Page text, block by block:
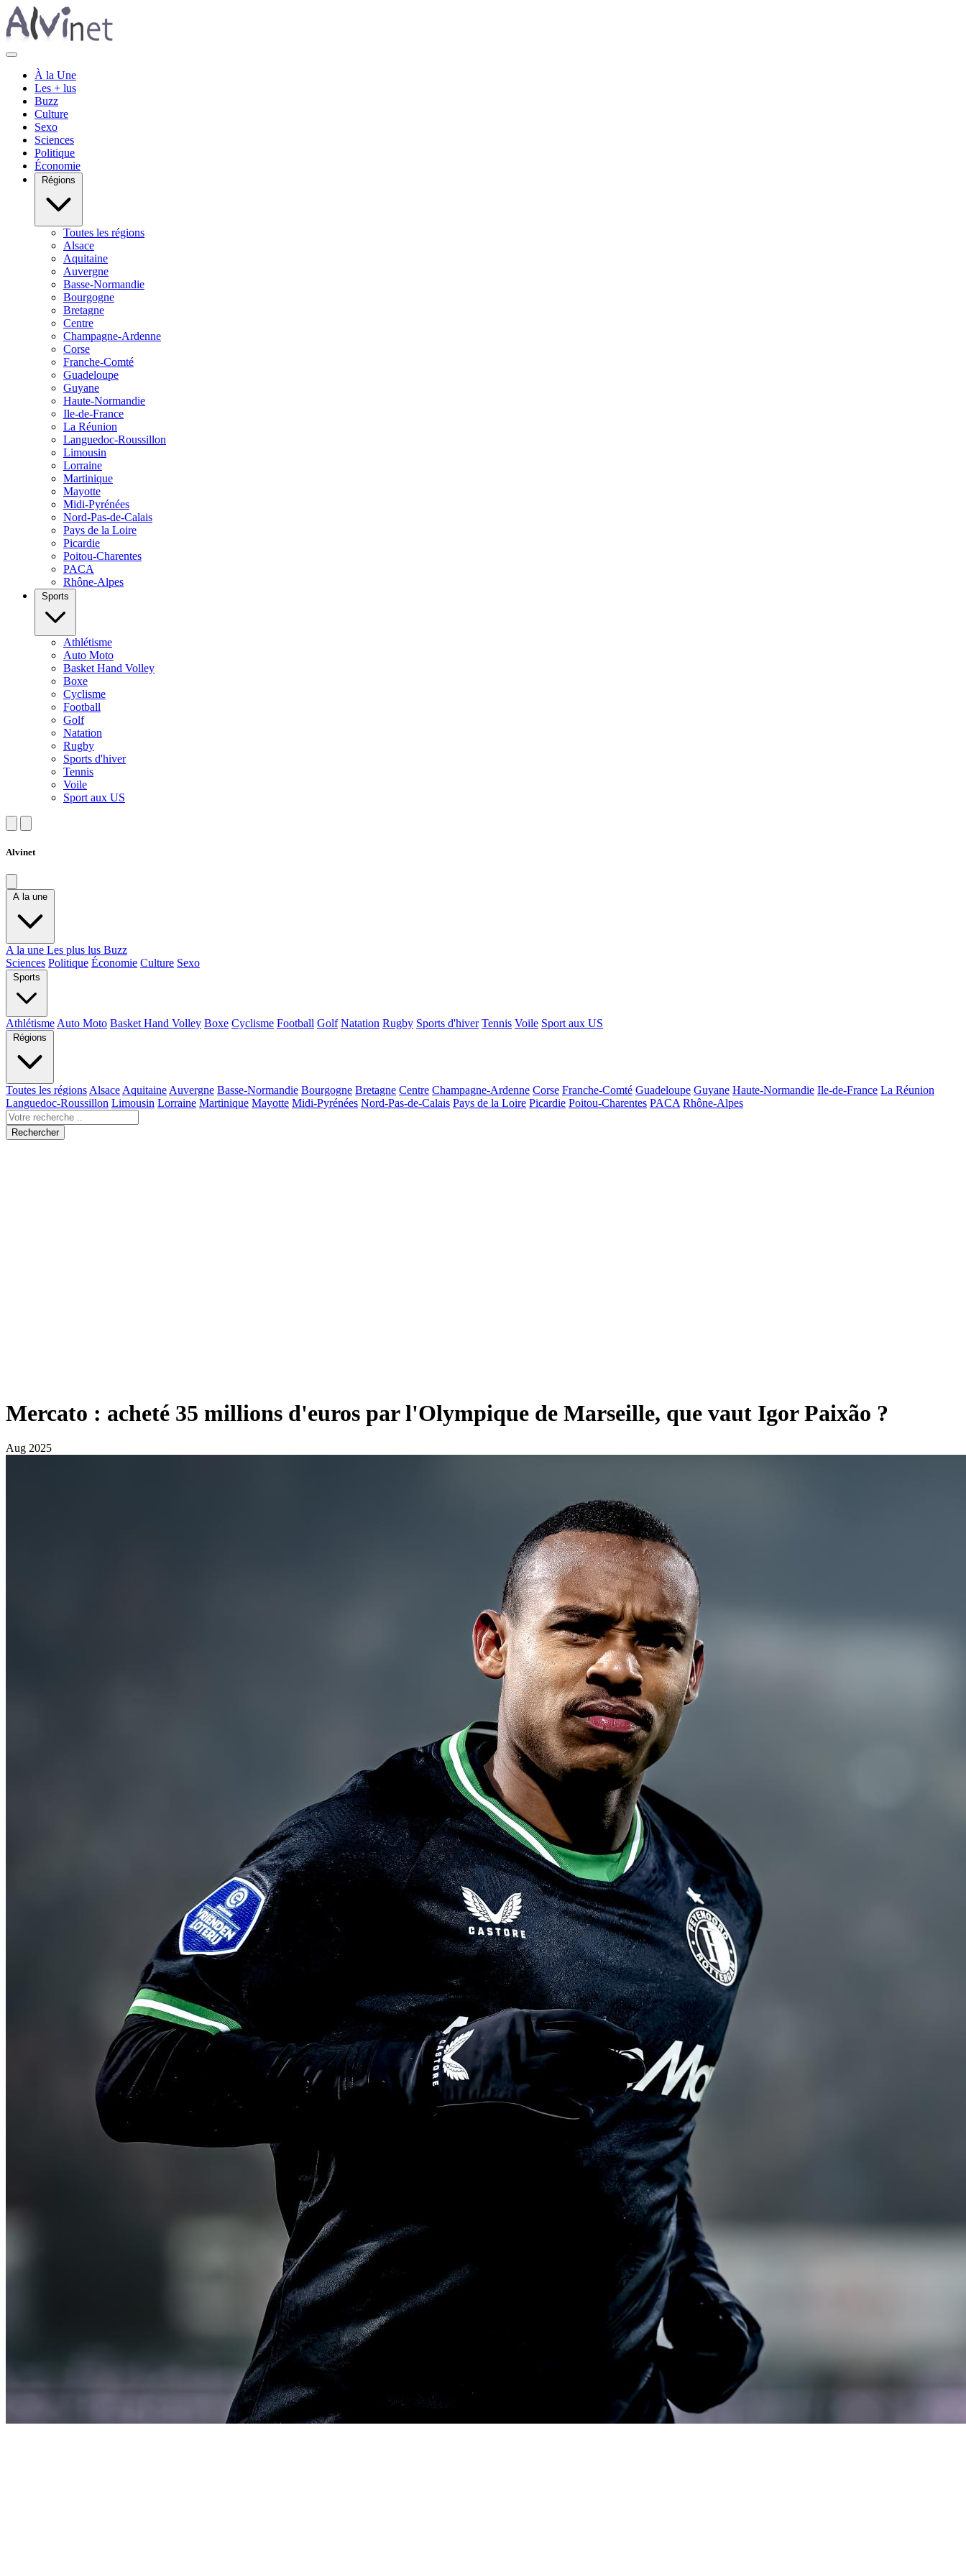
À la Une
Les + lus
Buzz
Culture
Sexo
Sciences
Politique
Économie
Régions
Toutes les régions
Alsace
Aquitaine
Auvergne
Basse-Normandie
Bourgogne
Bretagne
Centre
Champagne-Ardenne
Corse
Franche-Comté
Guadeloupe
Guyane
Haute-Normandie
Ile-de-France
La Réunion
Languedoc-Roussillon
Limousin
Lorraine
Martinique
Mayotte
Midi-Pyrénées
Nord-Pas-de-Calais
Pays de la Loire
Picardie
Poitou-Charentes
PACA
Rhône-Alpes
Sports
Athlétisme
Auto Moto
Basket Hand Volley
Boxe
Cyclisme
Football
Golf
Natation
Rugby
Sports d'hiver
Tennis
Voile
Sport aux US
Alvinet
A la une
A la une Les plus lus Buzz
Sciences Politique Économie Culture Sexo
Sports
Athlétisme Auto Moto Basket Hand Volley Boxe Cyclisme Football Golf Natation Rugby Sports d'hiver Tennis Voile Sport aux US
Régions
Toutes les régions Alsace Aquitaine Auvergne Basse-Normandie Bourgogne Bretagne Centre Champagne-Ardenne Corse Franche-Comté Guadeloupe Guyane Haute-Normandie Ile-de-France La Réunion
Languedoc-Roussillon Limousin Lorraine Martinique Mayotte Midi-Pyrénées Nord-Pas-de-Calais Pays de la Loire Picardie Poitou-Charentes PACA Rhône-Alpes
Rechercher
Mercato : acheté 35 millions d'euros par l'Olympique de Marseille, que vaut Igor Paixão ?
Aug 2025